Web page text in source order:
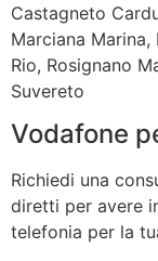
Castagneto
Marciana
Rio, Rosignano
Suvereto
Vodafone
Richiedi una
diretti per avere
telefonia per la